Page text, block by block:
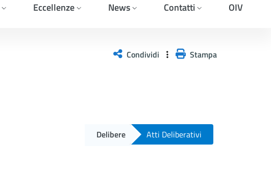
Eccellenze News Contatti OIV
Condividi Stampa
Delibere Atti Deliberativi